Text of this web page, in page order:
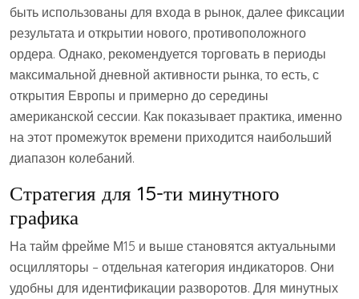
быть использованы для входа в рынок, далее фиксации
результата и открытии нового, противоположного
ордера. Однако, рекомендуется торговать в периоды
максимальной дневной активности рынка, то есть, с
открытия Европы и примерно до середины
американской сессии. Как показывает практика, именно
на этот промежуток времени приходится наибольший
диапазон колебаний.
Стратегия для 15-ти минутного
графика
На тайм фрейме М15 и выше становятся актуальными
осцилляторы – отдельная категория индикаторов. Они
удобны для идентификации разворотов. Для минутных